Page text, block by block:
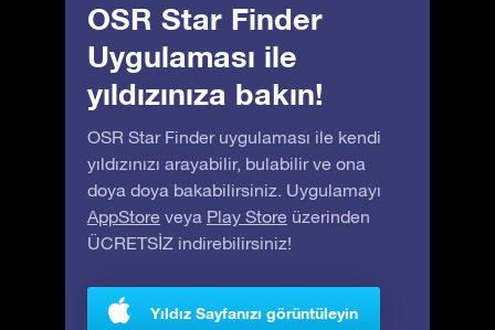
OSR Star Finder
Uygulaması ile
yıldızınıza bakın!
OSR Star Finder uygulaması ile kendi
yıldızınızı arayabilir, bulabilir ve ona
doya doya bakabilirsiniz. Uygulamayı
AppStore veya Play Store üzerinden
ÜCRETSİZ indirebilirsiniz!
Yıldız Sayfanızı görüntüleyin